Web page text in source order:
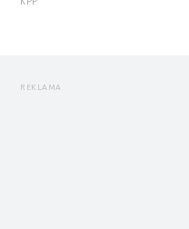
REKLAMA